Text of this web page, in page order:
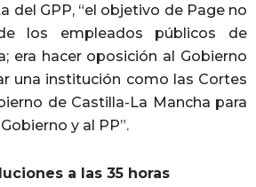
del GPP, “el objetivo de Page no
los empleados públicos de
era hacer oposición al Gobierno
una institución como las Cortes
de Castilla-La Mancha para
y al PP”.
a las 35 horas